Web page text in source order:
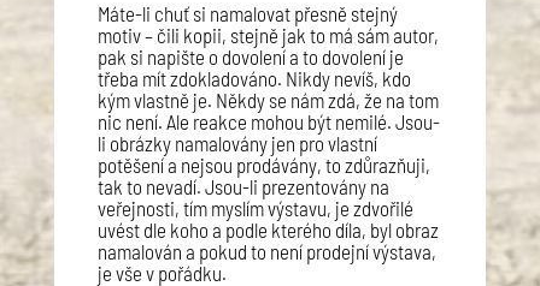
Máte-li chuť si namalovat přesně stejný
motiv – čili kopii, stejně jak to má sám autor,
pak si napište o dovolení a to dovolení je
třeba mít zdokladováno. Nikdy nevíš, kdo
kým vlastně je. Někdy se nám zdá, že na tom
nic není. Ale reakce mohou být nemilé. Jsou-
li obrázky namalovány jen pro vlastní
potěšení a nejsou prodávány, to zdůrazňuji,
tak to nevadí. Jsou-li prezentovány na
veřejnosti, tím myslím výstavu, je zdvořilé
uvést dle koho a podle kterého díla, byl obraz
namalován a pokud to není prodejní výstava,
je vše v pořádku.